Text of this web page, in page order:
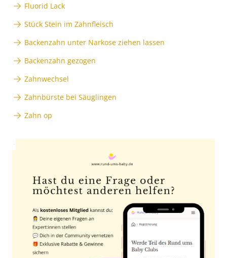
Fluorid Lack
Stück Stein im Zahnfleisch
Backenzahn unter Narkose ziehen lassen
Backenzahn gezogen
Zahnwechsel
Zahnbürste bei Säuglingen
Zahn op